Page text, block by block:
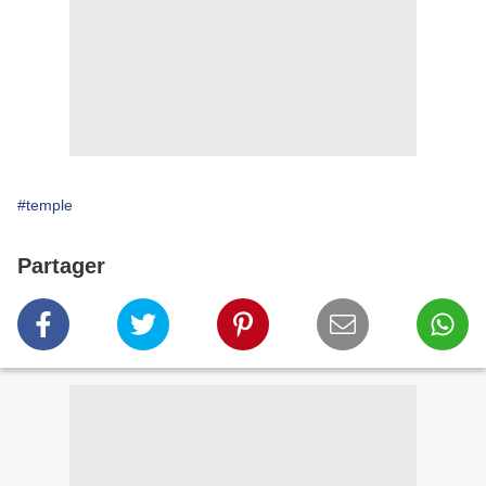
#temple
Partager